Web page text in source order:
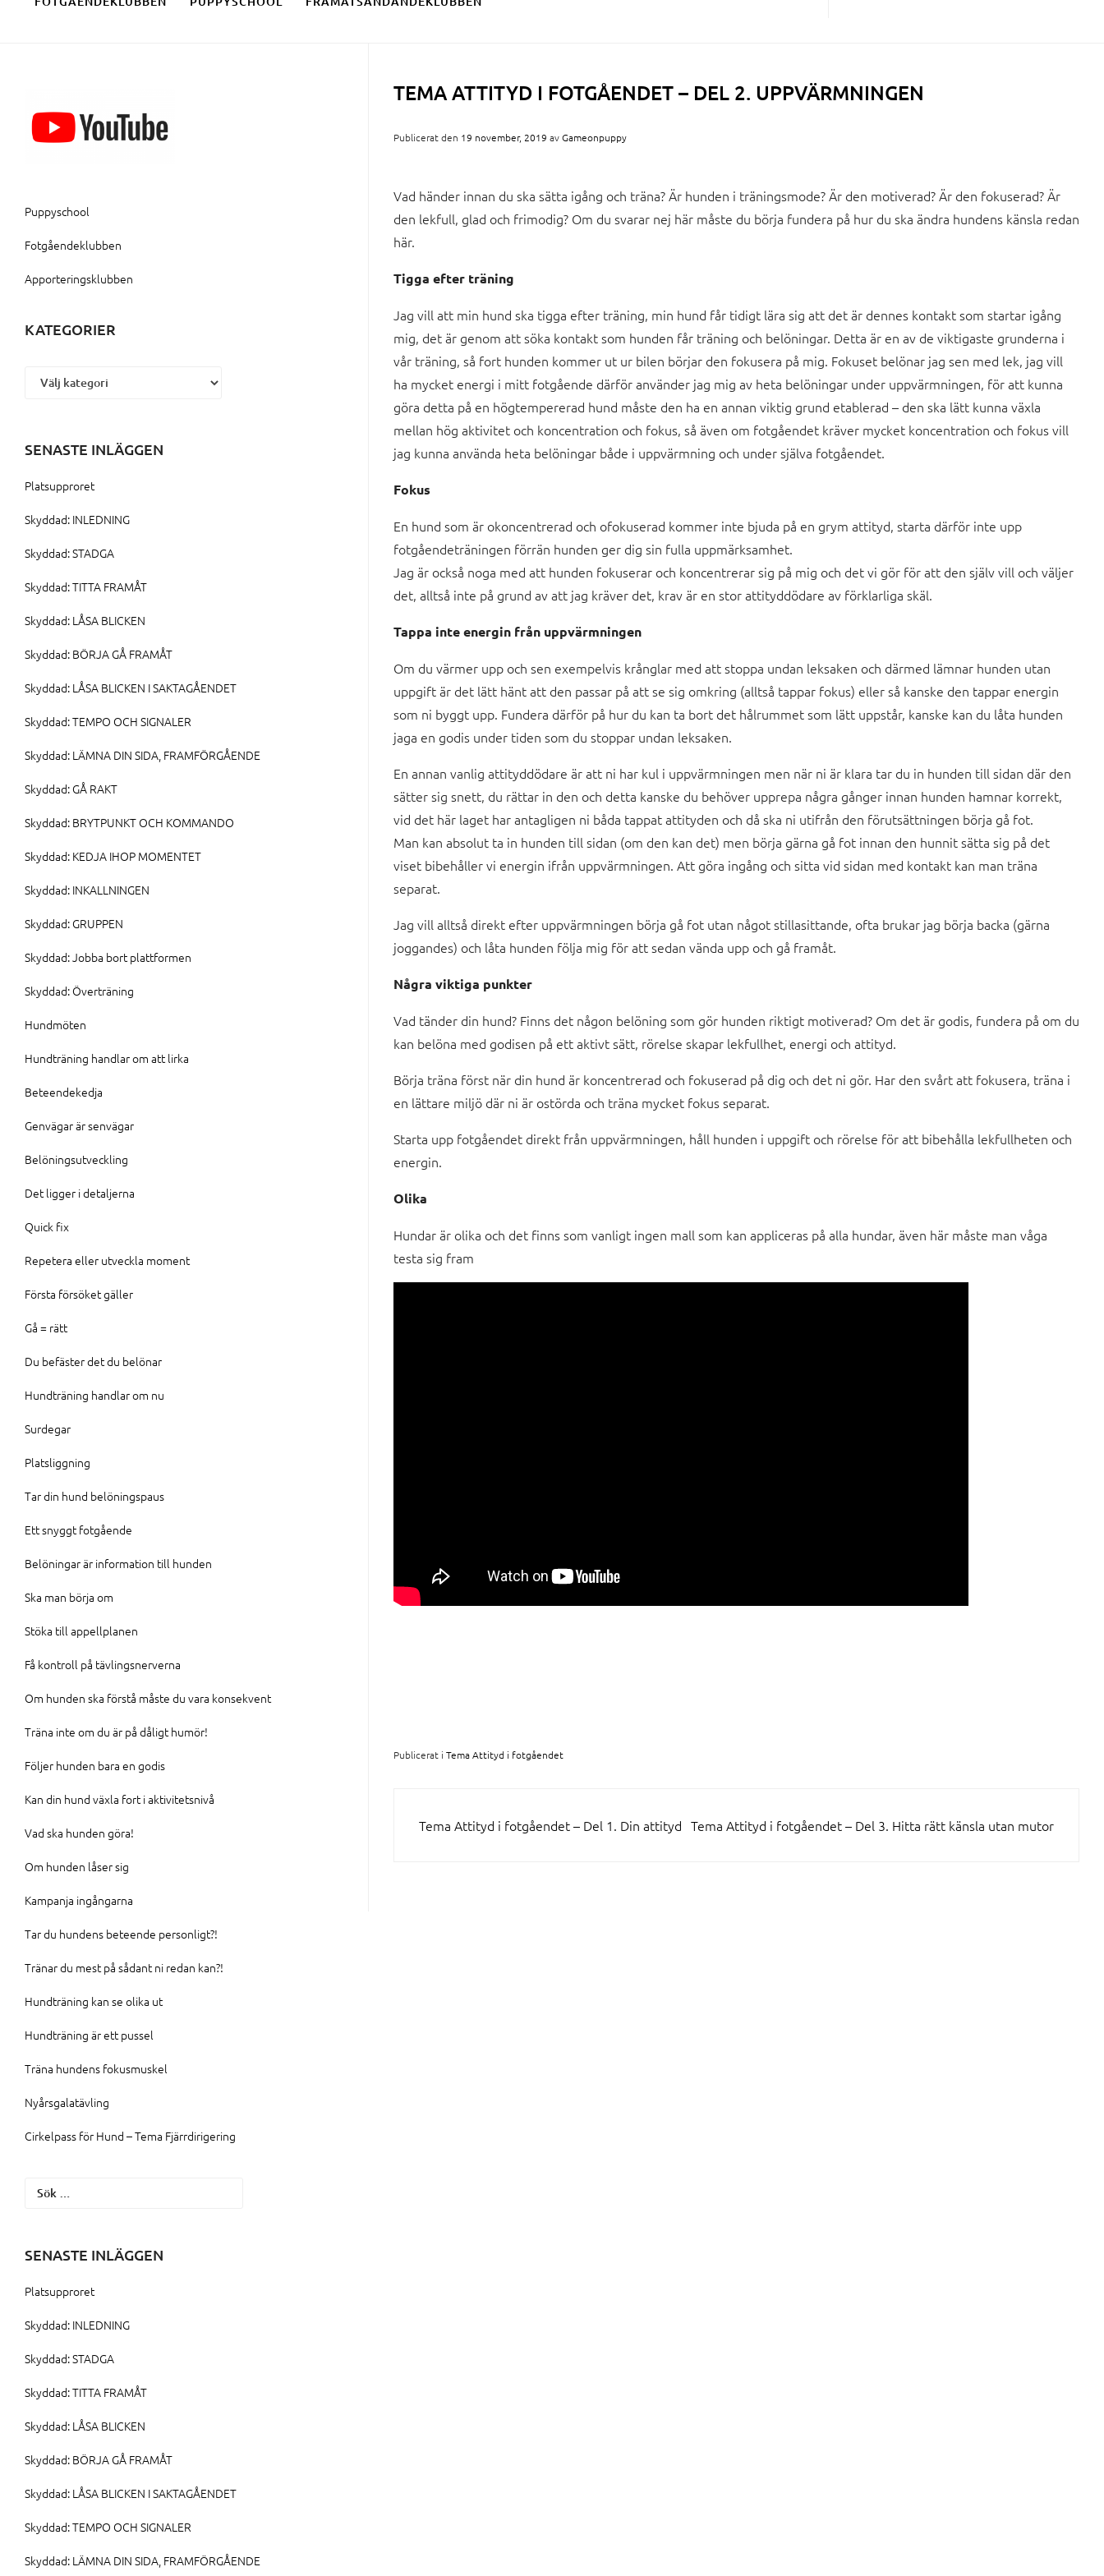
TEMA ATTITYD I FOTGÅENDET – DEL 2. UPPVÄRMNINGEN
Publicerat den 19 november, 2019 avGameonpuppy
Vad händer innan du ska sätta igång och träna? Är hunden i träningsmode? Är den motiverad? Är den fokuserad? Är
den lekfull, glad och frimodig? Om du svarar nej här måste du börja fundera på hur du ska ändra hundens känsla redan
här.
Tigga efter träning
Jag vill att min hund ska tigga efter träning, min hund får tidigt lära sig att det är dennes kontakt som startar igång
mig, det är genom att söka kontakt som hunden får träning och belöningar. Detta är en av de viktigaste grunderna i
vår träning, så fort hunden kommer ut ur bilen börjar den fokusera på mig. Fokuset belönar jag sen med lek, jag vill
ha mycket energi i mitt fotgående därför använder jag mig av heta belöningar under uppvärmningen, för att kunna
göra detta på en högtempererad hund måste den ha en annan viktig grund etablerad – den ska lätt kunna växla
mellan hög aktivitet och koncentration och fokus, så även om fotgåendet kräver mycket koncentration och fokus vill
jag kunna använda heta belöningar både i uppvärmning och under själva fotgåendet.
Fokus
En hund som är okoncentrerad och ofokuserad kommer inte bjuda på en grym attityd, starta därför inte upp
fotgåendeträningen förrän hunden ger dig sin fulla uppmärksamhet.
Jag är också noga med att hunden fokuserar och koncentrerar sig på mig och det vi gör för att den själv vill och väljer
det, alltså inte på grund av att jag kräver det, krav är en stor attityddödare av förklarliga skäl.
Tappa inte energin från uppvärmningen
Om du värmer upp och sen exempelvis krånglar med att stoppa undan leksaken och därmed lämnar hunden utan
uppgift är det lätt hänt att den passar på att se sig omkring (alltså tappar fokus) eller så kanske den tappar energin
som ni byggt upp. Fundera därför på hur du kan ta bort det hålrummet som lätt uppstår, kanske kan du låta hunden
jaga en godis under tiden som du stoppar undan leksaken.
En annan vanlig attityddödare är att ni har kul i uppvärmningen men när ni är klara tar du in hunden till sidan där den
sätter sig snett, du rättar in den och detta kanske du behöver upprepa några gånger innan hunden hamnar korrekt,
vid det här laget har antagligen ni båda tappat attityden och då ska ni utifrån den förutsättningen börja gå fot.
Man kan absolut ta in hunden till sidan (om den kan det) men börja gärna gå fot innan den hunnit sätta sig på det
viset bibehåller vi energin ifrån uppvärmningen. Att göra ingång och sitta vid sidan med kontakt kan man träna
separat.
Jag vill alltså direkt efter uppvärmningen börja gå fot utan något stillasittande, ofta brukar jag börja backa (gärna
joggandes) och låta hunden följa mig för att sedan vända upp och gå framåt.
Några viktiga punkter
Vad tänder din hund? Finns det någon belöning som gör hunden riktigt motiverad? Om det är godis, fundera på om du
kan belöna med godisen på ett aktivt sätt, rörelse skapar lekfullhet, energi och attityd.
Börja träna först när din hund är koncentrerad och fokuserad på dig och det ni gör. Har den svårt att fokusera, träna i
en lättare miljö där ni är ostörda och träna mycket fokus separat.
Starta upp fotgåendet direkt från uppvärmningen, håll hunden i uppgift och rörelse för att bibehålla lekfullheten och
energin.
Olika
Hundar är olika och det finns som vanligt ingen mall som kan appliceras på alla hundar, även här måste man våga
testa sig fram
Publicerat i Tema Attityd i fotgåendet
INLÄGGSNAVIGERING
Tema Attityd i fotgåendet – Del 1. Din attityd Tema Attityd i fotgåendet – Del 3. Hitta rätt känsla utan mutor
Puppyschool
Fotgåendeklubben
Apporteringsklubben
KATEGORIER
SENASTE INLÄGGEN
Platsupproret
Skyddad: INLEDNING
Skyddad: STADGA
Skyddad: TITTA FRAMÅT
Skyddad: LÅSA BLICKEN
Skyddad: BÖRJA GÅ FRAMÅT
Skyddad: LÅSA BLICKEN I SAKTAGÅENDET
Skyddad: TEMPO OCH SIGNALER
Skyddad: LÄMNA DIN SIDA, FRAMFÖRGÅENDE
Skyddad: GÅ RAKT
Skyddad: BRYTPUNKT OCH KOMMANDO
Skyddad: KEDJA IHOP MOMENTET
Skyddad: INKALLNINGEN
Skyddad: GRUPPEN
Skyddad: Jobba bort plattformen
Skyddad: Överträning
Hundmöten
Hundträning handlar om att lirka
Beteendekedja
Genvägar är senvägar
Belöningsutveckling
Det ligger i detaljerna
Quick fix
Repetera eller utveckla moment
Första försöket gäller
Gå = rätt
Du befäster det du belönar
Hundträning handlar om nu
Surdegar
Platsliggning
Tar din hund belöningspaus
Ett snyggt fotgående
Belöningar är information till hunden
Ska man börja om
Stöka till appellplanen
Få kontroll på tävlingsnerverna
Om hunden ska förstå måste du vara konsekvent
Träna inte om du är på dåligt humör!
Följer hunden bara en godis
Kan din hund växla fort i aktivitetsnivå
Vad ska hunden göra!
Om hunden låser sig
Kampanja ingångarna
Tar du hundens beteende personligt?!
Tränar du mest på sådant ni redan kan?!
Hundträning kan se olika ut
Hundträning är ett pussel
Träna hundens fokusmuskel
Nyårsgalatävling
Cirkelpass för Hund – Tema Fjärrdirigering
Sök
SENASTE INLÄGGEN
Platsupproret
Skyddad: INLEDNING
Skyddad: STADGA
Skyddad: TITTA FRAMÅT
Skyddad: LÅSA BLICKEN
Skyddad: BÖRJA GÅ FRAMÅT
Skyddad: LÅSA BLICKEN I SAKTAGÅENDET
Skyddad: TEMPO OCH SIGNALER
Skyddad: LÄMNA DIN SIDA, FRAMFÖRGÅENDE